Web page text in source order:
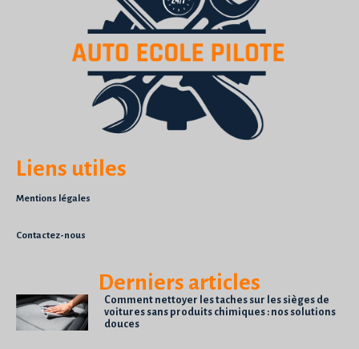
Liens utiles
Mentions légales
Contactez-nous
Derniers articles
Comment nettoyer les taches sur les sièges de
voitures sans produits chimiques : nos solutions
douces